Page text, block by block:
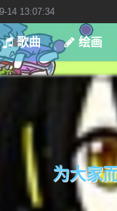
“QQ群！
2019-08-27
21 02:23:34
14 13:07:34
歌曲 绘画
为大家